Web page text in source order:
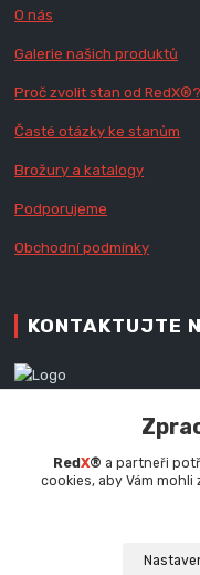
O nás
Galerie našich produktů
Proč zvolit stan od RedX®?
Časté otázky ke stanům
Brožury a katalogy
Podporujeme
Obchodní podmínky
KONTAKTUJTE
+420 777 979 111
info@redx.cz
Red X® a partneři
cookies, aby Vám